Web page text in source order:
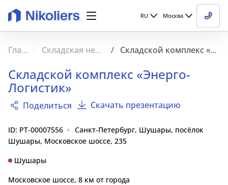
RU Москва
Главная Складская недвижимость Складской комплекс «Энерго-Логистик»
Складской комплекс «Энерго-
Логистик»
Поделиться Скачать презентацию
ID: PT-00007556
Санкт-Петербург, Шушары, посёлок
Шушары, Московское шоссе, 235
Шушары
Московское шоссе, 8 км от города